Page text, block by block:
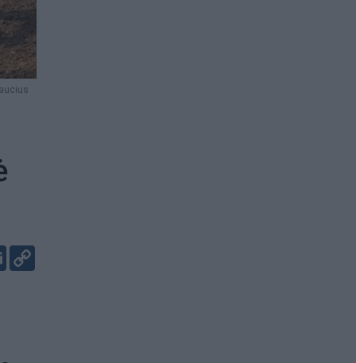
Email